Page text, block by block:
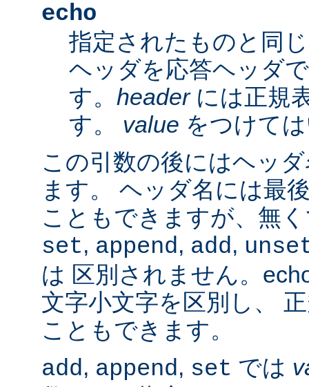
echo
指定されたものと同
ヘッダを応答ヘッダ
す。 headerには正規
す。 value をつけて
この引数の後にはヘッ
ます。 ヘッダ名には最
こともできますが、無
set, append, add,
は 区別されません。
文字小文字を区別し、
こともできます。
add, append, set では